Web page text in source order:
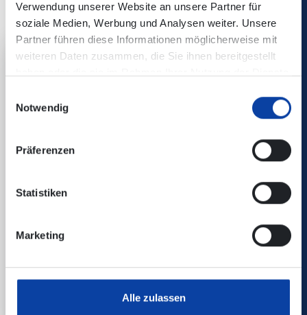
Verwendung unserer Website an unsere Partner für
soziale Medien, Werbung und Analysen weiter. Unsere
Partner führen diese Informationen möglicherweise mit
weiteren Daten zusammen, die Sie ihnen bereitgestellt
Notwendig
Präferenzen
Statistiken
Marketing
Alle zulassen